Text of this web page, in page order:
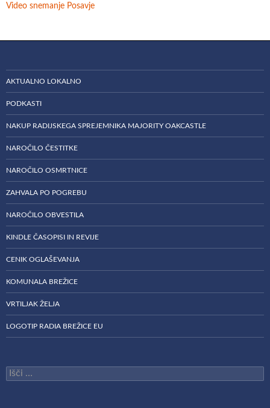
Video snemanje Posavje
AKTUALNO LOKALNO
PODKASTI
NAKUP RADIJSKEGA SPREJEMNIKA MAJORITY OAKCASTLE
NAROČILO ČESTITKE
NAROČILO OSMRTNICE
ZAHVALA PO POGREBU
NAROČILO OBVESTILA
KINDLE ČASOPISI IN REVIJE
CENIK OGLAŠEVANJA
KOMUNALA BREŽICE
VRTILJAK ŽELJA
LOGOTIP RADIA BREŽICE EU
Išči: